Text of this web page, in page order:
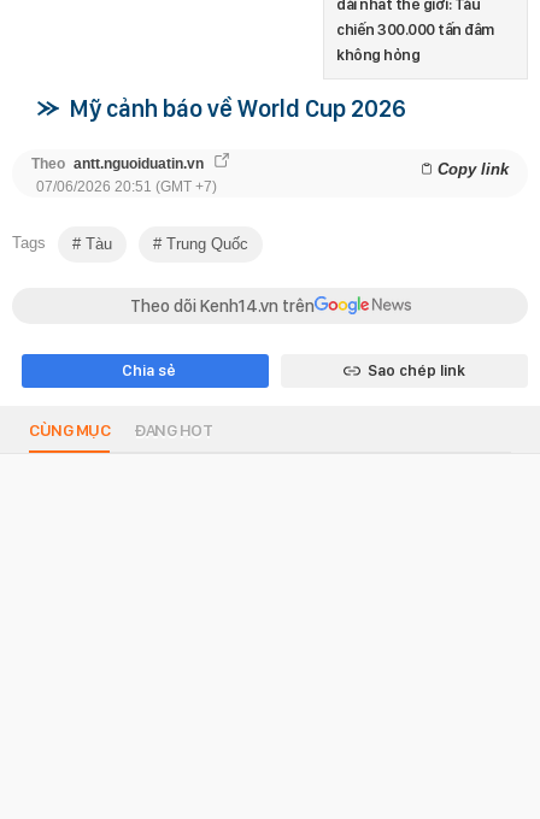
dài nhất thế giới: Tàu
chiến 300.000 tấn đâm
không hỏng
Mỹ cảnh báo về World Cup 2026
Theo antt.nguoiduatin.vn Copy link
07/06/2026 20:51 (GMT +7)
Tags Tàu Trung Quốc
Theo dõi Kenh14.vn trên
Chia sẻ Sao chép link
CÙNG MỤC ĐANG HOT